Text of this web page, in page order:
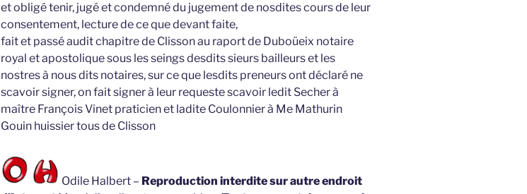
et obligé tenir, jugé et condemné du jugement de nosdites cours de leur
consentement, lecture de ce que devant faite,
fait et passé audit chapitre de Clisson au raport de Duboüeix notaire
royal et apostolique sous les seings desdits sieurs bailleurs et les
nostres à nous dits notaires, sur ce que lesdits preneurs ont déclaré ne
scavoir signer, on fait signer à leur requeste scavoir ledit Secher à
maître François Vinet praticien et ladite Coulonnier à Me Mathurin
Gouin huissier tous de Clisson
Odile Halbert – Reproduction interdite sur autre endroit